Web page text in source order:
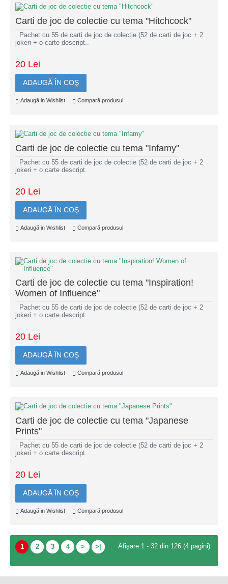
Carti de joc de colectie cu tema "Hitchcock"
Pachet cu 55 de carti de joc de colectie (52 de carti de joc + 2
jokeri + o carte descript..
20 Lei
ADAUGĂ ÎN COŞ
Adaugă in Wishlist Compară produsul
Carti de joc de colectie cu tema "Infamy"
Pachet cu 55 de carti de joc de colectie (52 de carti de joc + 2
jokeri + o carte descript..
20 Lei
ADAUGĂ ÎN COŞ
Adaugă in Wishlist Compară produsul
Carti de joc de colectie cu tema "Inspiration!
Women of Influence"
Pachet cu 55 de carti de joc de colectie (52 de carti de joc + 2
jokeri + o carte descript..
20 Lei
ADAUGĂ ÎN COŞ
Adaugă in Wishlist Compară produsul
Carti de joc de colectie cu tema "Japanese
Prints"
Pachet cu 55 de carti de joc de colectie (52 de carti de joc + 2
jokeri + o carte descript..
20 Lei
ADAUGĂ ÎN COŞ
Adaugă in Wishlist Compară produsul
1 2 3 4 > >| Afişare 1 - 32 din 126 (4 pagini)